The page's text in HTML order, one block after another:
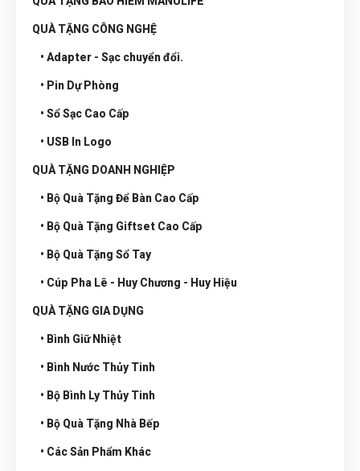
QUÀ TẶNG CÔNG NGHỆ
• Adapter - Sạc chuyển đổi.
• Pin Dự Phòng
• Sổ Sạc Cao Cấp
• USB In Logo
QUÀ TẶNG DOANH NGHIỆP
• Bộ Quà Tặng Để Bàn Cao Cấp
• Bộ Quà Tặng Giftset Cao Cấp
• Bộ Quà Tặng Sổ Tay
• Cúp Pha Lê - Huy Chương - Huy Hiệu
QUÀ TẶNG GIA DỤNG
• Bình Giữ Nhiệt
• Bình Nước Thủy Tinh
• Bộ Bình Ly Thủy Tinh
• Bộ Quà Tặng Nhà Bếp
• Các Sản Phẩm Khác